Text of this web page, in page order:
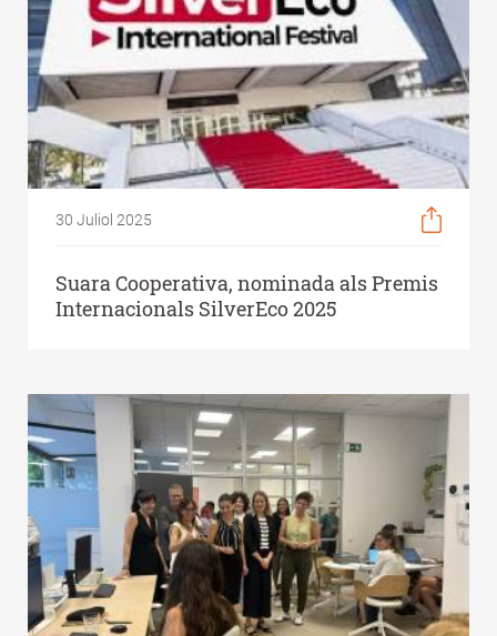
30 Juliol 2025
Suara Cooperativa, nominada als Premis
Internacionals SilverEco 2025